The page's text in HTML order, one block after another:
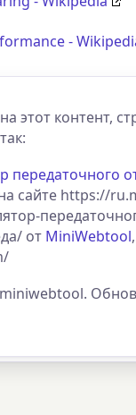
-
этот контент,
передаточного
сайте https://
от MiniWebtool